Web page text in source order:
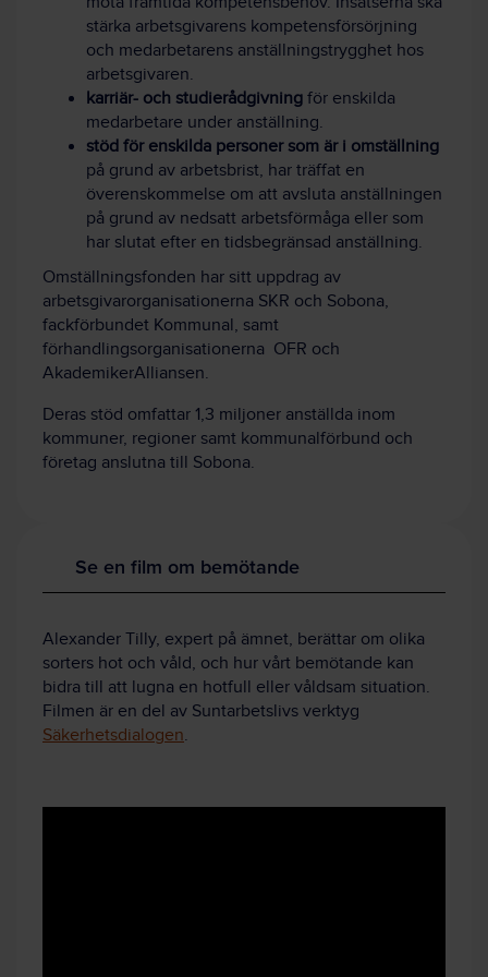
stärka arbetsgivarens kompetensförsörjning
och medarbetarens anställningstrygghet hos
arbetsgivaren.
karriär- och studierådgivning för enskilda
medarbetare under anställning.
stöd för enskilda personer som är i omställning
på grund av arbetsbrist, har träffat en
överenskommelse om att avsluta anställningen
på grund av nedsatt arbetsförmåga eller som
har slutat efter en tidsbegränsad anställning.
Omställningsfonden har sitt uppdrag av
arbetsgivarorganisationerna SKR och Sobona,
fackförbundet Kommunal, samt
förhandlingsorganisationerna OFR och
AkademikerAlliansen.
Deras stöd omfattar 1,3 miljoner anställda inom
kommuner, regioner samt kommunalförbund och
företag anslutna till Sobona.
Se en film om bemötande
Alexander Tilly, expert på ämnet, berättar om olika
sorters hot och våld, och hur vårt bemötande kan
bidra till att lugna en hotfull eller våldsam situation.
Filmen är en del av Suntarbetslivs verktyg
Säkerhetsdialogen.